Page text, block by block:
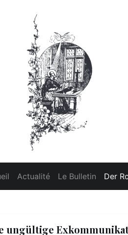
Actualité Le Bulletin Der
ungültige